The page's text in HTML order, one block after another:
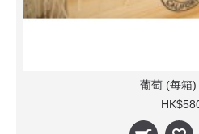
葡萄 (每箱)